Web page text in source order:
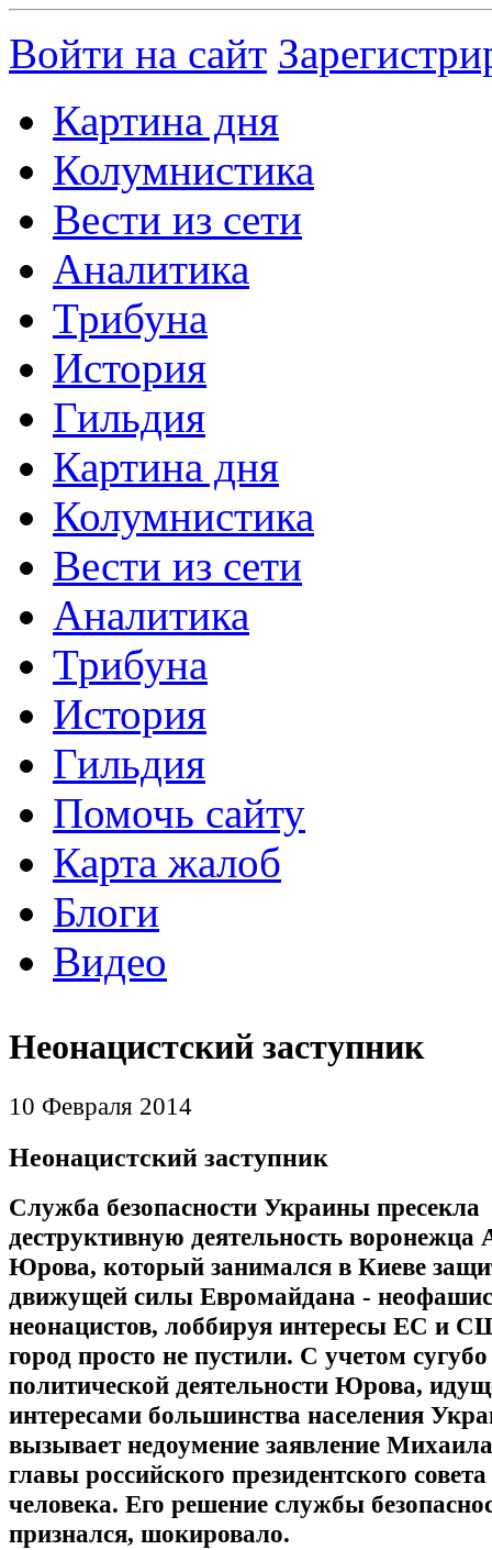
Войти на сайт
Картина дня
Колумнистика
Вести из сети
Аналитика
Трибуна
История
Гильдия
Картина дня
Колумнистика
Вести из сети
Аналитика
Трибуна
История
Гильдия
Помочь сайту
Карта жалоб
Блоги
Видео
Неонацистский заступник
10 Февраля 2014
Неонацистский заступник
Служба безопасности Украины пресекла
деструктивную деятельность воронежца
Юрова, который занимался в Киеве
движущей силы Евромайдана -
неонацистов, лоббируя интересы ЕС и
город просто не пустили. С учетом сугубо
политической деятельности Юрова,
интересами большинства населения
вызывает недоумение заявление
главы российского президентского
человека. Его решение службы
признался, шокировало.